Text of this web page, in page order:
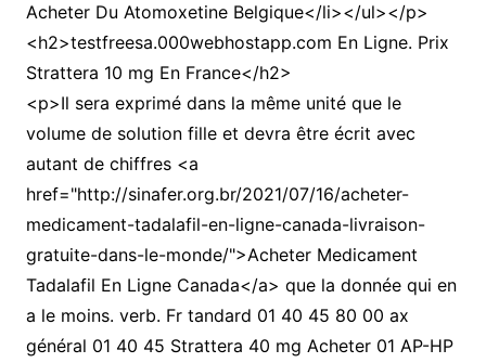
Acheter Du Atomoxetine Belgique</li></ul></p>
<h2>testfreesa.000webhostapp.com En Ligne. Prix
Strattera 10 mg En France</h2>
<p>Il sera exprimé dans la même unité que le
volume de solution fille et devra être écrit avec
autant de chiffres <a
href="http://sinafer.org.br/2021/07/16/acheter-
medicament-tadalafil-en-ligne-canada-livraison-
gratuite-dans-le-monde/">Acheter Medicament
Tadalafil En Ligne Canada</a> que la donnée qui en
a le moins. verb. Fr tandard 01 40 45 80 00 ax
général 01 40 45 Strattera 40 mg Acheter 01 AP-HP